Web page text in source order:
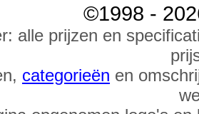
©1998 -
alle prijzen en
categorieën en